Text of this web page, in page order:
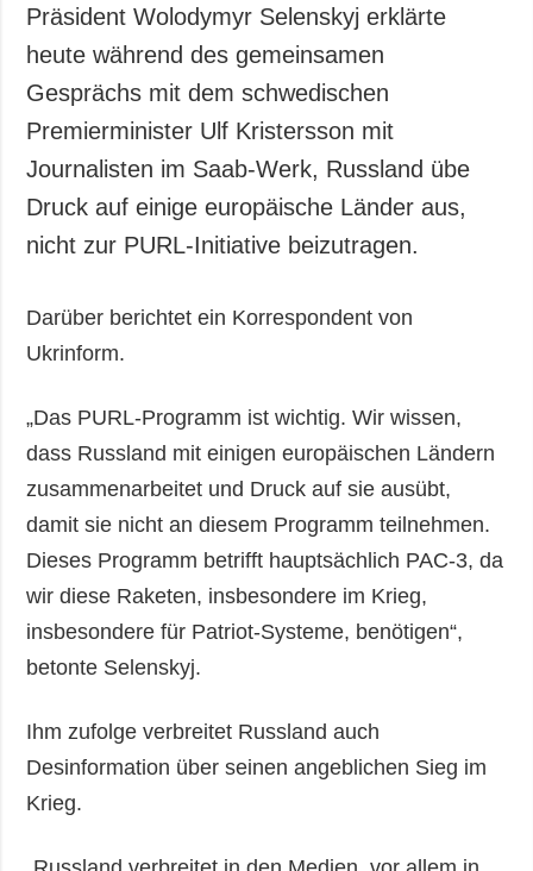
Kultur
Sport
Kriminalität
Notstand und
Notfälle
ZUSÄTZLICH
Veröffentlichungen
Fotos
Video
LEISTUNGEN
Abonnement
Präsident Wolodymyr Selenskyj erklärte
heute während des gemeinsamen
Gesprächs mit dem schwedischen
Premierminister Ulf Kristersson mit
Journalisten im Saab-Werk, Russland übe
Druck auf einige europäische Länder aus,
nicht zur PURL-Initiative beizutragen.
Darüber berichtet ein Korrespondent von
Ukrinform.
„Das PURL-Programm ist wichtig. Wir wissen,
dass Russland mit einigen europäischen Ländern
zusammenarbeitet und Druck auf sie ausübt,
damit sie nicht an diesem Programm teilnehmen.
Dieses Programm betrifft hauptsächlich PAC-3, da
wir diese Raketen, insbesondere im Krieg,
insbesondere für Patriot-Systeme, benötigen“,
betonte Selenskyj.
Ihm zufolge verbreitet Russland auch
Desinformation über seinen angeblichen Sieg im
Krieg.